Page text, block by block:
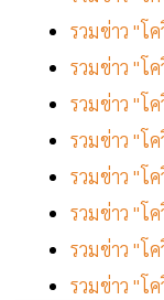
รวมข่าว "โ
รวมข่าว "โ
รวมข่าว "โ
รวมข่าว "โ
รวมข่าว "โ
รวมข่าว "โ
รวมข่าว "โ
รวมข่าว "โ